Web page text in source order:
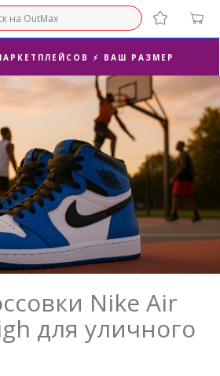
⚡ ВАШ РАЗМЕР
В ПОДАРОК 🎁
РАЗМЕРЫ ОТ 1500₽⚡️
🔥 2-Я ПАРА -50%
Nike Air
для уличного